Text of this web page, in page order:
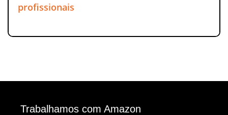
profissionais
Trabalhamos com Amazon